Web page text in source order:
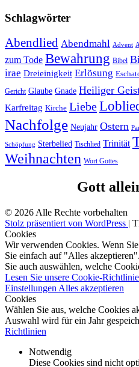
Schlagwörter
Abendlied Abendmahl Advent
zum Tode Bewahrung Bibel
irae Dreieinigkeit Erlösung
Gericht Glaube Gnade Heiliger
Karfreitag Kirche Liebe
Nachfolge Neujahr Ostern
Schöpfung Sterbelied Tischlied Trinität
Weihnachten Wort Gottes
Gott
© 2026 Alle Rechte vorbehalten
Stolz präsentiert von WordPress |
Cookies
Wir verwenden Cookies. Wenn
Sie einfach auf "Alles
Sie auch auswählen, welche
Lesen Sie unsere Cookie-
Einstellungen Alles akzeptieren
Cookies
Wählen Sie aus, welche Cookies
Auswahl wird für ein Jahr
Richtlinien
Notwendig
Diese Cookies sind nicht